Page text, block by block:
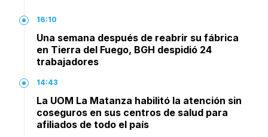
16:10
Una semana después de reabrir su fábrica
en Tierra del Fuego, BGH despidió 24
trabajadores
14:43
La UOM La Matanza habilitó la atención sin
coseguros en sus centros de salud para
afiliados de todo el país